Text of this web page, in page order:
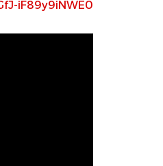
iF89y9iNWE0